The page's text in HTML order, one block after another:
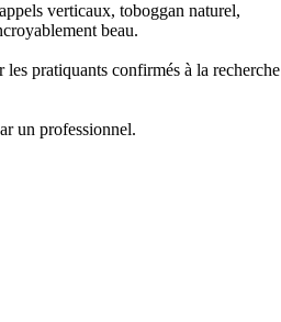
verticaux, toboggan naturel,
beau.
les pratiquants confirmés à la recherche
un professionnel.